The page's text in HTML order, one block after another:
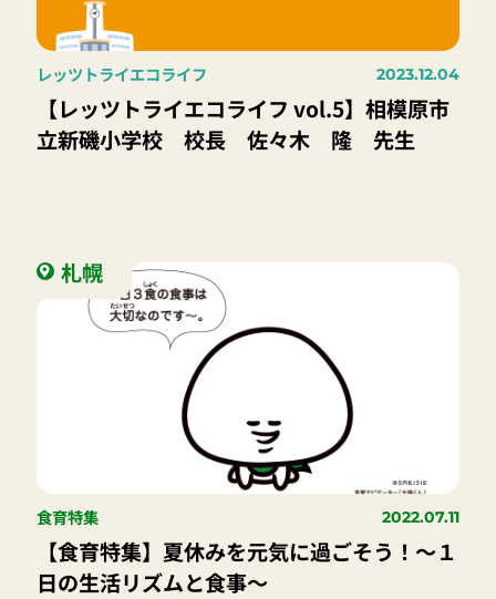
レッツトライエコライフ 2023.12.04
【レッツトライエコライフ vol.5】相模原市
立新磯小学校 校長 佐々木 隆 先生
札幌
食育特集 2022.07.11
【食育特集】夏休みを元気に過ごそう！～１
日の生活リズムと食事～